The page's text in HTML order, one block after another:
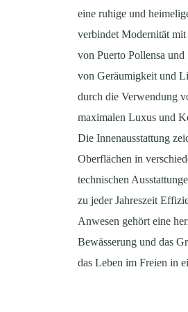
eine ruhige und
verbindet Modernität
von Puerto Pollensa
von Geräumigkeit und
durch die Verwendung
maximalen Luxus und
Die Innenausstattung
Oberflächen in
technischen
zu jeder Jahreszeit
Anwesen gehört eine
Bewässerung und das
das Leben im Freien in